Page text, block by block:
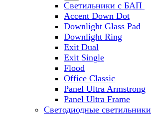
Светильники с БАП
Accent Down Dot
Downlight Glass Pad
Downlight Ring
Exit Dual
Exit Single
Flood
Office Classic
Panel Ultra Armstrong
Panel Ultra Frame
Светодиодные светильники